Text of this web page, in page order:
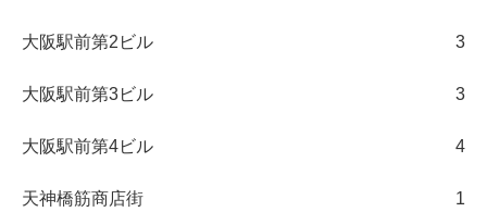
大阪駅前第2ビル 3
大阪駅前第3ビル 3
大阪駅前第4ビル 4
天神橋筋商店街 1